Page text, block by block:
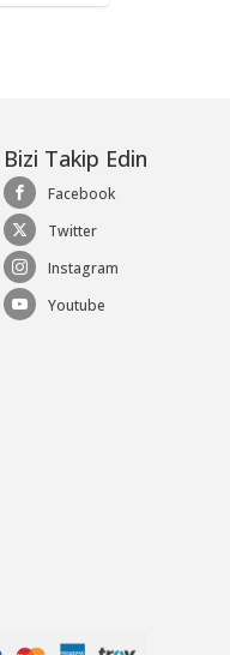
Bizi Takip Edin
Facebook
Twitter
Instagram
Youtube